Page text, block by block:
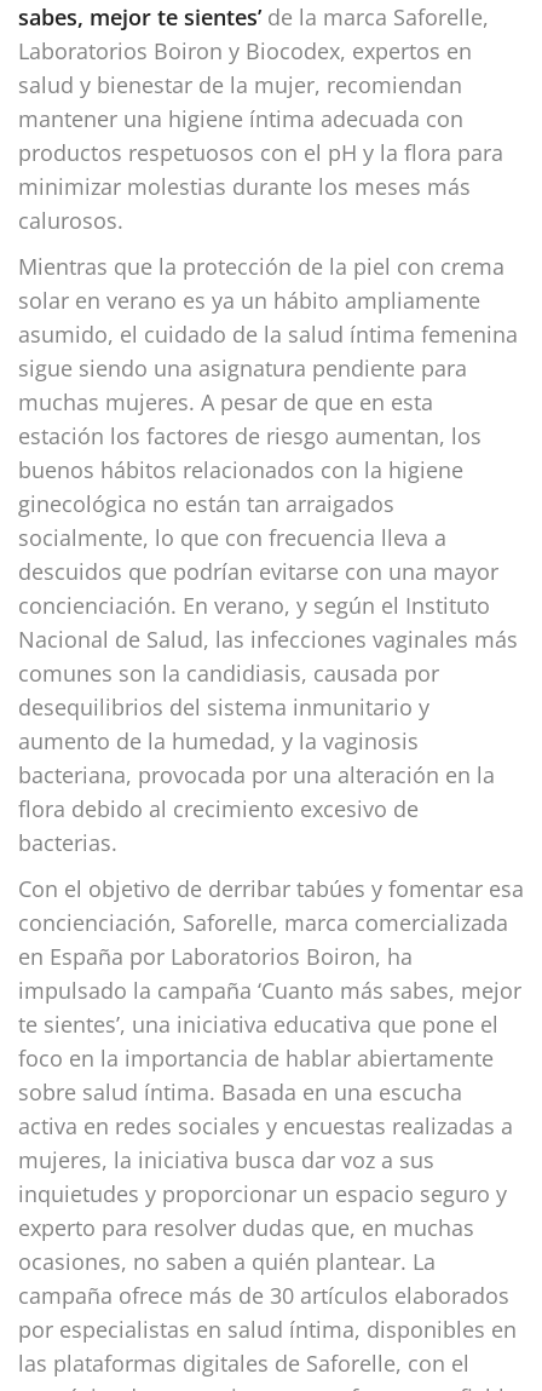
sabes, mejor te sientes’de la marca Saforelle,
Laboratorios Boiron y Biocodex, expertos en
salud y bienestar de la mujer, recomiendan
mantener una higiene íntima adecuada con
productos respetuosos con el pH y la flora para
minimizar molestias durante los meses más
calurosos.
Mientras que la protección de la piel con crema
solar en verano es ya un hábito ampliamente
asumido, el cuidado de la salud íntima femenina
sigue siendo una asignatura pendiente para
muchas mujeres. A pesar de que en esta
estación los factores de riesgo aumentan, los
buenos hábitos relacionados con la higiene
ginecológica no están tan arraigados
socialmente, lo que con frecuencia lleva a
descuidos que podrían evitarse con una mayor
concienciación. En verano, y según el Instituto
Nacional de Salud, las infecciones vaginales más
comunes son la candidiasis, causada por
desequilibrios del sistema inmunitario y
aumento de la humedad, y la vaginosis
bacteriana, provocada por una alteración en la
flora debido al crecimiento excesivo de
bacterias.
Con el objetivo de derribar tabúes y fomentar esa
concienciación, Saforelle, marca comercializada
en España por Laboratorios Boiron, ha
impulsado la campaña ‘Cuanto más sabes, mejor
te sientes’, una iniciativa educativa que pone el
foco en la importancia de hablar abiertamente
sobre salud íntima. Basada en una escucha
activa en redes sociales y encuestas realizadas a
mujeres, la iniciativa busca dar voz a sus
inquietudes y proporcionar un espacio seguro y
experto para resolver dudas que, en muchas
ocasiones, no saben a quién plantear. La
campaña ofrece más de 30 artículos elaborados
por especialistas en salud íntima, disponibles en
las plataformas digitales de Saforelle, con el